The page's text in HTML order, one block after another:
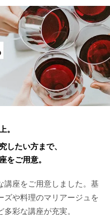
。
したい方まで、
をご用意。
講座をご用意しました。基
ズや料理のマリアージュを
彩な講座が充実。